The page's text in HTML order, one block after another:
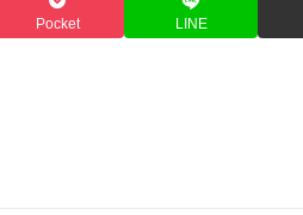
Pocket LINE